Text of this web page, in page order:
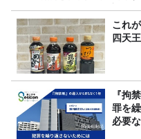
ンズフィジークの魅力！！
これ
四天
『拘
罪を
必要